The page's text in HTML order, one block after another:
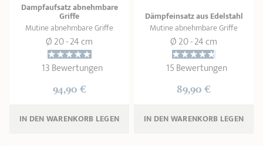
KOLLEKTIONEN
STORE-FINDER
KONTAKT
Dampfaufsatz abnehmbare
Griffe
Mutine abnehmbare Griffe
Ø 20 - 24 cm
13 Bewertungen
94,90 €
LEGEN
Dämpfeinsatz aus Edelstahl
Mutine abnehmbare Griffe
Ø 20 - 24 cm
15 Bewertungen
89,90 €
LEGEN